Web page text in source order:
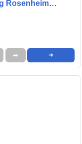
Rosenheim
➦ ➜